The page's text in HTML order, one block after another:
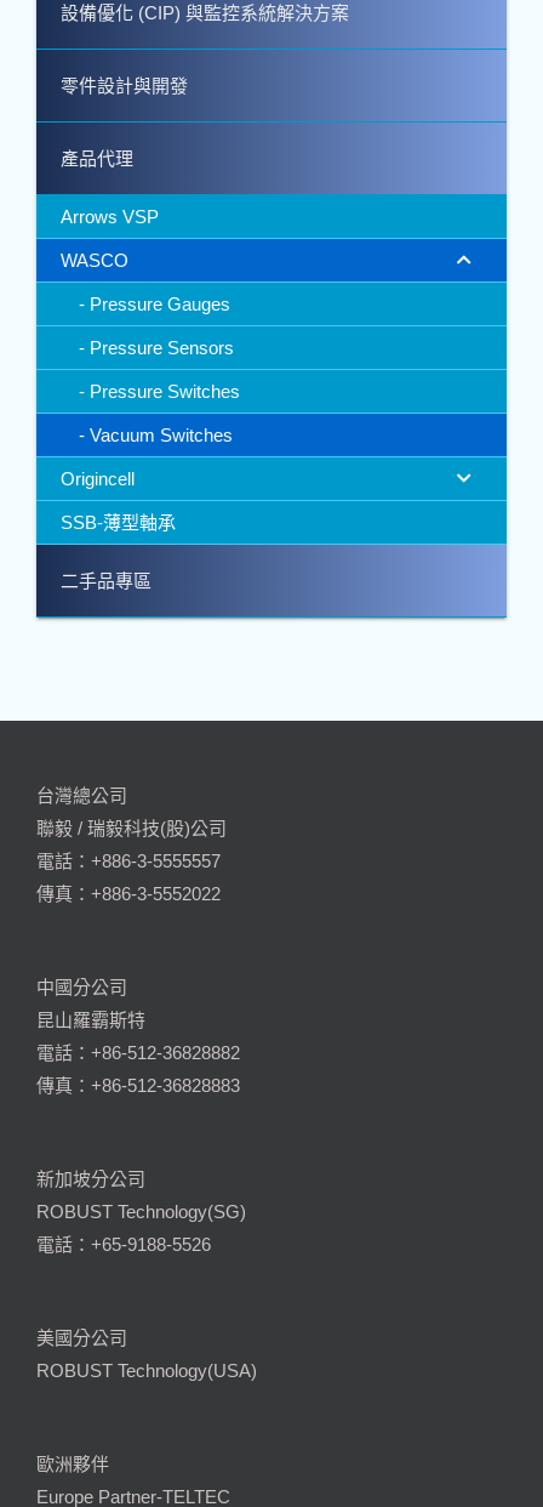
設備優化 (CIP) 與監控系統解決方案
零件設計與開發
產品代理
Arrows VSP
WASCO
Pressure Gauges
Pressure Sensors
Pressure Switches
Vacuum Switches
Origincell
SSB-薄型軸承
二手品專區
台灣總公司
聯毅 / 瑞毅科技(股)公司
電話：+886-3-5555557
傳真：+886-3-5552022
中國分公司
昆山羅霸斯特
電話：+86-512-36828882
傳真：+86-512-36828883
新加坡分公司
ROBUST Technology(SG)
電話：+65-9188-5526
美國分公司
ROBUST Technology(USA)
歐洲夥伴
Europe Partner-TELTEC